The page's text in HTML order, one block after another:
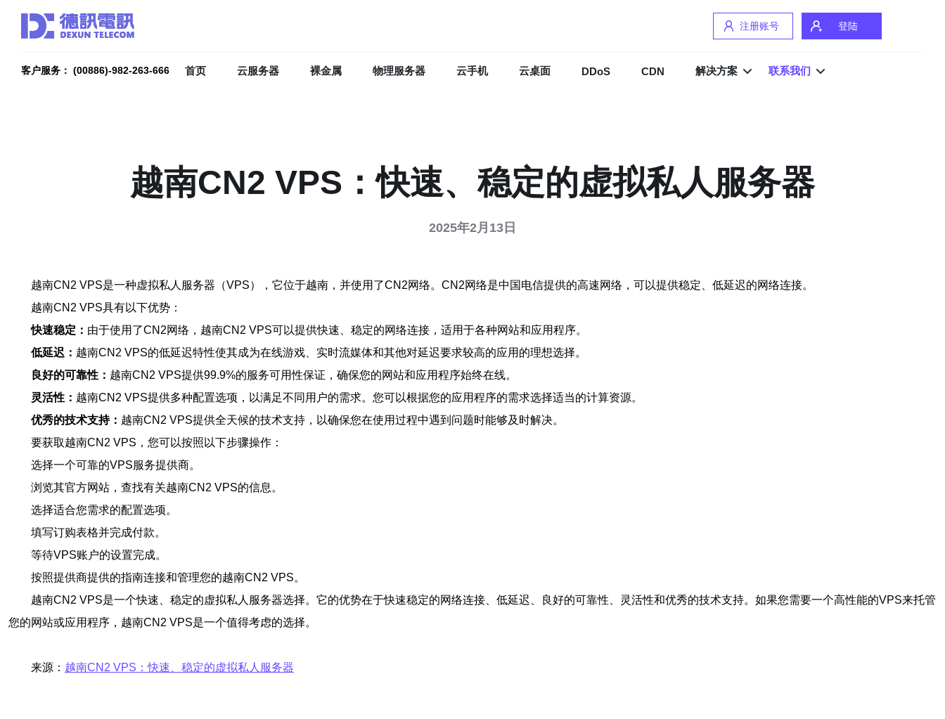
注册账号 登陆
客户服务： (00886)-982-263-666 首页 云服务器 裸金属 物理服务器 云手机 云桌面 DDoS CDN 解决方案 联系我们
越南CN2 VPS：快速、稳定的虚拟私人服务器
2025年2月13日
越南CN2 VPS是一种虚拟私人服务器（VPS），它位于越南，并使用了CN2网络。CN2网络是中国电信提供的高速网络，可以提供稳定、低延迟的网络连接。
越南CN2 VPS具有以下优势：
快速稳定： 由于使用了CN2网络，越南CN2 VPS可以提供快速、稳定的网络连接，适用于各种网站和应用程序。
低延迟： 越南CN2 VPS的低延迟特性使其成为在线游戏、实时流媒体和其他对延迟要求较高的应用的理想选择。
良好的可靠性： 越南CN2 VPS提供99.9%的服务可用性保证，确保您的网站和应用程序始终在线。
灵活性： 越南CN2 VPS提供多种配置选项，以满足不同用户的需求。您可以根据您的应用程序的需求选择适当的计算资源。
优秀的技术支持： 越南CN2 VPS提供全天候的技术支持，以确保您在使用过程中遇到问题时能够及时解决。
要获取越南CN2 VPS，您可以按照以下步骤操作：
选择一个可靠的VPS服务提供商。
浏览其官方网站，查找有关越南CN2 VPS的信息。
选择适合您需求的配置选项。
填写订购表格并完成付款。
等待VPS账户的设置完成。
按照提供商提供的指南连接和管理您的越南CN2 VPS。
越南CN2 VPS是一个快速、稳定的虚拟私人服务器选择。它的优势在于快速稳定的网络连接、低延迟、良好的可靠性、灵活性和优秀的技术支持。如果您需要一个高性能的VPS来托管
您的网站或应用程序，越南CN2 VPS是一个值得考虑的选择。
来源： 越南CN2 VPS：快速、稳定的虚拟私人服务器